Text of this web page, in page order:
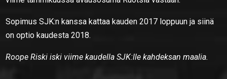
Sopimus SJK:n kanssa kattaa kauden 2017 loppuun ja siinä
on optio kaudesta 2018.
Roope Riski iski viime kaudella SJK:lle kahdeksan maalia.